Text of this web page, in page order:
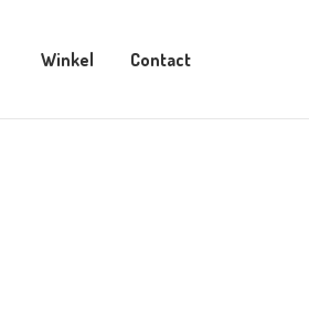
Winkel Contact